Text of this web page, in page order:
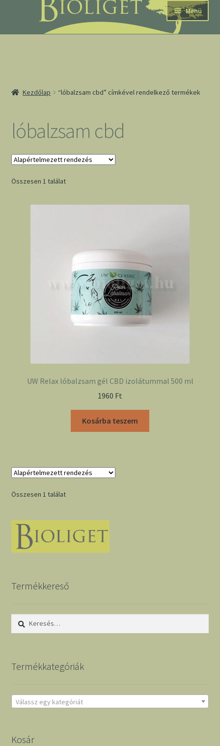
navigációhoz
tartalomba
Menü
Kezdőlap “lóbalzsam cbd” címkével rendelkező termékek
lóbalzsam cbd
Összesen 1 találat
UW Relax lóbalzsam gél CBD izolátummal 500 ml
1960 Ft
Kosárba teszem
Összesen 1 találat
Termékkereső
Keresés:
Termékkategóriák
Válassz egy kategóriát
Kosár